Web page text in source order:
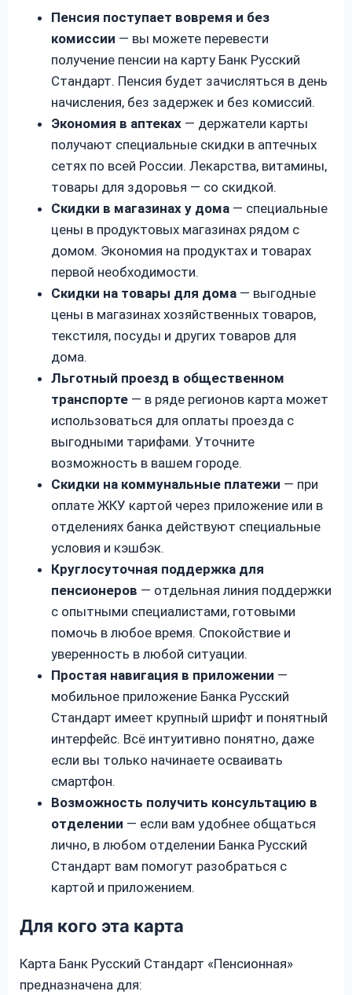
Пенсия поступает вовремя и без
комиссии — вы можете перевести
получение пенсии на карту Банк Русский
Стандарт. Пенсия будет зачисляться в день
начисления, без задержек и без комиссий.
Экономия в аптеках — держатели карты
получают специальные скидки в аптечных
сетях по всей России. Лекарства, витамины,
товары для здоровья — со скидкой.
Скидки в магазинах у дома — специальные
цены в продуктовых магазинах рядом с
домом. Экономия на продуктах и товарах
первой необходимости.
Скидки на товары для дома — выгодные
цены в магазинах хозяйственных товаров,
текстиля, посуды и других товаров для
дома.
Льготный проезд в общественном
транспорте — в ряде регионов карта может
использоваться для оплаты проезда с
выгодными тарифами. Уточните
возможность в вашем городе.
Скидки на коммунальные платежи — при
оплате ЖКУ картой через приложение или в
отделениях банка действуют специальные
условия и кэшбэк.
Круглосуточная поддержка для
пенсионеров — отдельная линия поддержки
с опытными специалистами, готовыми
помочь в любое время. Спокойствие и
уверенность в любой ситуации.
Простая навигация в приложении —
мобильное приложение Банка Русский
Стандарт имеет крупный шрифт и понятный
интерфейс. Всё интуитивно понятно, даже
если вы только начинаете осваивать
смартфон.
Возможность получить консультацию в
отделении — если вам удобнее общаться
лично, в любом отделении Банка Русский
Стандарт вам помогут разобраться с
картой и приложением.
Для кого эта карта
Карта Банк Русский Стандарт «Пенсионная»
предназначена для: